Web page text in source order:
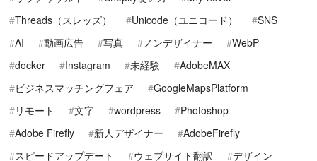
Threads（スレッズ）
Unicode（ユニコード）
SNS
AI
動画広告 写真 ノンデザイナー
WebP
docker
Instagram 未経験
AdobeMAX
ビジネスマッチングフェア
GoogleMapsPlatform
リモート
文字 wordpress
Photoshop
Adobe Firefly
新人デザイナー
AdobeFirefly
スピードアップデート
ウェブサイト翻訳 デザイン